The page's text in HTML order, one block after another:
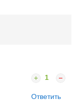
1
Ответить